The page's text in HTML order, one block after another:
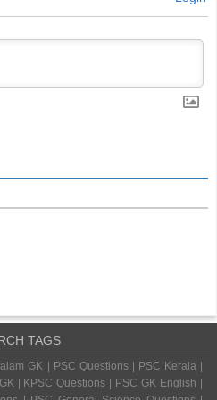
TAGS
GK | PSC Questions | PSC Kerala |
| KPSC Questions | PSC GK English |